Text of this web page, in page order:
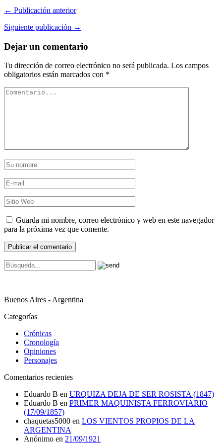
← Publicación anterior
Siguiente publicación →
Dejar un comentario
Tu dirección de correo electrónico no será publicada. Los campos
obligatorios están marcados con *
Guarda mi nombre, correo electrónico y web en este navegador
para la próxima vez que comente.
Buenos Aires - Argentina
Categorías
Crónicas
Cronología
Opiniones
Personajes
Comentarios recientes
Eduardo B en URQUIZA DEJA DE SER ROSISTA (1847)
Eduardo B en PRIMER MAQUINISTA FERROVIARIO
(17/09/1857)
chaquetas5000 en LOS VIENTOS PROPIOS DE LA
ARGENTINA
Anónimo en 21/09/1921